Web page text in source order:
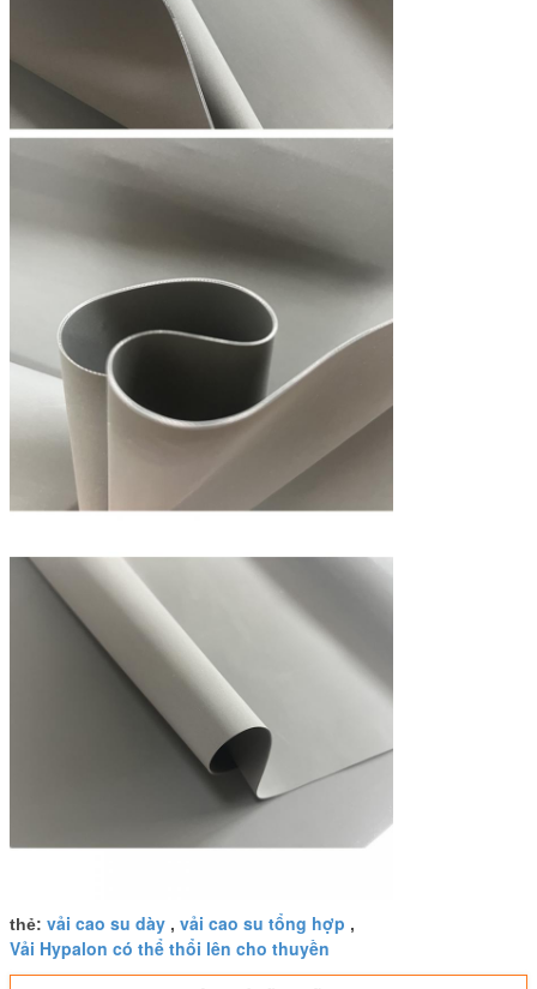
thẻ: vải cao su dày , vải cao su tổng hợp ,
Vải Hypalon có thể thổi lên cho thuyền